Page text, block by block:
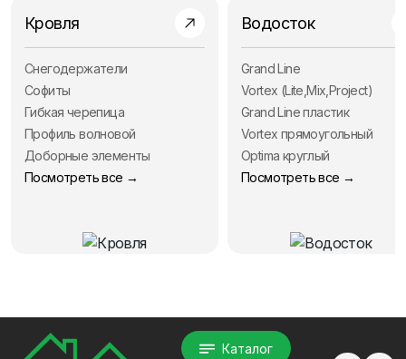
Кровля
Снегодержатели
Софиты
Гибкая черепица
Профиль волновой
Доборные элементы
Посмотреть все →
Водосток
Grand Line
Vortex (Lite,Mix,Project)
Grand Line пластик
Vortex прямоугольный
Optima круглый
Посмотреть все →
Каталог